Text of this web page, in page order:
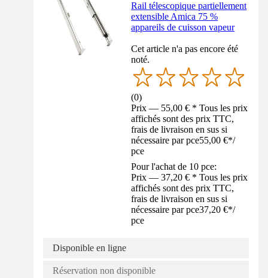
Rail télescopique partiellement
extensible Amica 75 %
appareils de cuisson vapeur
Cet article n'a pas encore été
noté.
(0)
Prix — 55,00 € * Tous les prix
affichés sont des prix TTC,
frais de livraison en sus si
nécessaire par pce55,00 €*/
pce
Pour l'achat de 10 pce:
Prix — 37,20 € * Tous les prix
affichés sont des prix TTC,
frais de livraison en sus si
nécessaire par pce37,20 €*/
pce
Disponible en ligne
Réservation non disponible